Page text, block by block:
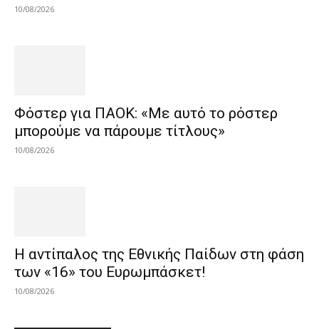
10/08/2026
Φόστερ για ΠΑΟΚ: «Με αυτό το ρόστερ
μπορούμε να πάρουμε τίτλους»
10/08/2026
Η αντίπαλος της Εθνικής Παίδων στη φάση
των «16» του Ευρωμπάσκετ!
10/08/2026